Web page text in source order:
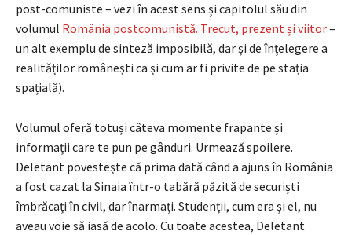
post-comuniste – vezi în acest sens și capitolul său din
volumul România postcomunistă. Trecut, prezent și viitor–
un alt exemplu de sinteză imposibilă, dar și de înțelegere a
realităților românești ca și cum ar fi privite de pe stația
spațială).
Volumul oferă totuși câteva momente frapante și
informații care te pun pe gânduri. Urmează spoilere.
Deletant povestește că prima dată când a ajuns în România
a fost cazat la Sinaia într-o tabără păzită de securiști
îmbrăcați în civil, dar înarmați. Studenții, cum era și el, nu
aveau voie să iasă de acolo. Cu toate acestea, Deletant